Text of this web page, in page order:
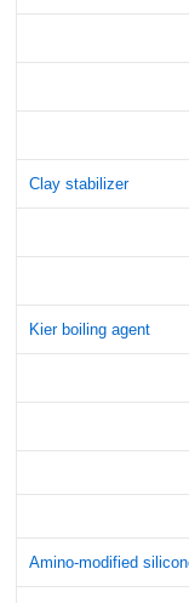
Clay stabilizer
Kier boiling agent
Amino-modified